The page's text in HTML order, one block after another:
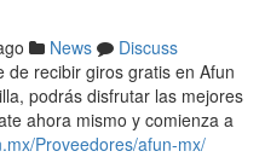
News
Discuss
de recibir giros gratis en Afun
podrás disfrutar las mejores
ahora mismo y comienza a
Proveedores/afun-mx/